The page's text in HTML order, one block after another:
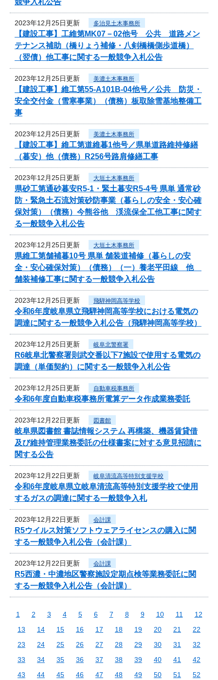
2023年12月25日更新 多治見土木事務所
【建設工事】工維第MK07－02他号 公共 道路メン
テナンス補助（橋りょう補修・八剣橋橋側歩道橋）
（翌債）他工事に関する一般競争入札公告
2023年12月25日更新 美濃土木事務所
【建設工事】維工第55-A101B-04他号／公共 防災・
安全交付金（雪寒事業）（債務）板取除雪基地整備工
事
2023年12月25日更新 美濃土木事務所
【建設工事】維工第道維暮1他号／県単道路維持修繕
（暮安）他（債務）R256号路肩修繕工事
2023年12月25日更新 大垣土木事務所
県砂工第通砂暮安R5-1・緊土暮安R5-4号 県単 通常砂
防・緊急土石流対策砂防事業（暮らしの安全・安心確
保対策）（債務）今熊谷他 渓流保全工他工事に関す
る一般競争入札公告
2023年12月25日更新 大垣土木事務所
県維工第舗補暮10号 県単 舗装道補修（暮らしの安
全・安心確保対策）（債務）（一）養老平田線 他
舗装補修工事に関する一般競争入札公告
2023年12月25日更新 飛騨神岡高等学校
令和6年度岐阜県立飛騨神岡高等学校における電気の
調達に関する一般競争入札公告（飛騨神岡高等学校）
2023年12月25日更新 岐阜北警察署
R6岐阜北警察署則武交番以下7施設で使用する電気の
調達（単価契約）に関する一般競争入札公告
2023年12月25日更新 自動車税事務所
令和6年度自動車税事務所電算データ作成業務委託
2023年12月22日更新 図書館
岐阜県図書館 書誌情報システム 再構築、機器賃貸借
及び維持管理業務委託の仕様書案に対する意見招請に
関する公告
2023年12月22日更新 岐阜清流高等特別支援学校
令和6年度岐阜県立岐阜清流高等特別支援学校で使用
するガスの調達に関する一般競争入札
2023年12月22日更新 会計課
R5ウイルス対策ソフトウェアライセンスの購入に関
する一般競争入札公告（会計課）
2023年12月22日更新 会計課
R5西濃・中濃地区警察施設定期点検等業務委託に関
する一般競争入札公告（会計課）
1 2 3 4 5 6 7 8 9 10 11
12
13
14 15 16 17 18 19 20 21
22
23
24 25 26 27 28 29 30 31
32
33
34 35 36 37 38 39 40 41
42
43
44 45 46 47 48 49 50 51
52